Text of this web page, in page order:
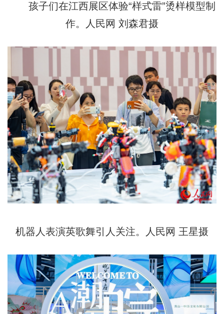
孩子们在江西展区体验“样式雷”烫样模型制
作。人民网 刘森君摄
机器人表演英歌舞引人关注。人民网 王星摄